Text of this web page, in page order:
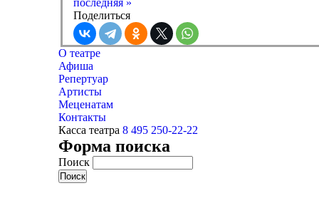
последняя »
Поделиться
О театре
Афиша
Репертуар
Артисты
Меценатам
Контакты
Касса театра 8 495 250-22-22
Форма поиска
Поиск